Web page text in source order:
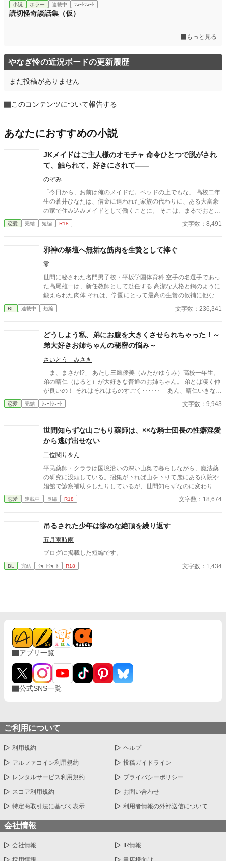
小説 ホラー 連載中 ｼｮｰﾄｼｮｰﾄ
読切怪奇談話集（仮）
もっと見る
やなぎ怜の近況ボードの更新履歴
まだ投稿がありません
このコンテンツについて報告する
あなたにおすすめの小説
JKメイドはご主人様のオモチャ 命令ひとつで脱がされ
て、触られて、好きにされて――
のぞみ
「今日から、お前は俺のメイドだ。ベッドの上でもな」 高校二年
生の蒼井ひなたは、借金に追われた家族の代わりに、ある大富豪
の家で住み込みメイドとして働くことに。 そこは、まるでおとぎ
話に出てきそうな大きな洋館。 でも、そこで待っていたのは、同
じ高校に通うちょっと有名な男の子――完璧だけど性格が超ドS
しかも、彼の命令はちょっと普通じゃない。 「掃除だけじゃダメ
だろ？ ご主人様の癒しも、メイドの大事な仕事だろ？」 手を握
られるたび、耳元で囁かれるたび、心臓がバクバクする。 なの
に、ひなたの体はどんどん反応してしまって…。 怒ったり照れた
りしながらも、次第に蓮に惹かれていくひなた。 だけど、彼には
まだ知られていない秘密があって―― 「…ほんとは、ずっと前か
交差する、ちょっぴり危険な主従ラブストーリー。
恋愛 完結 短編 R18 文字数：8,491
邪神の祭壇へ無垢な筋肉を生贄として捧ぐ
零
世間に秘された名門男子校・平坂学園体育科 空手の名選手であっ
た高尾雄一は、新任教師として赴任する 高潔な人格と鋼のように
鍛えられた肉体 それは、学園にとって最高の生贄の候補に他なら
なかった 至高の筋肉を持つ、精神を削られ意志をなくした青年を
太古の神に捧げるため、“水”、“風”、“土”の信奉者達が暗躍する 意
校で繰り広げられるダークファンタジー
BL 連載中 短編 文字数：236,341
どうしよう私、弟にお腹を大きくさせられちゃった！～
弟大好きお姉ちゃんの秘密の悩み～
さいとう みさき
「ま、まさか!?」 あたし三鷹優美（みたかゆうみ）高校一年生。
弟の晴仁（はると）が大好きな普通のお姉ちゃん。 弟とは凄く仲
が良いの！ それはそれはものすごく‥‥‥ 「あん、晴仁いきなり
そんなのお口に入らないよぉ～♡」 そんな関係のあたしたち。 で
もある日トイレであたしはアレが来そうなのになかなか来ないの
お腹が出て来てる!?」 お姉ちゃんの秘密の悩みです。
恋愛 完結 ｼｮｰﾄｼｮｰﾄ 文字数：9,943
世間知らずな山ごもり薬師は、××な騎士団長の性癖淫愛
から逃げ出せない
二位関りをん
平民薬師・クララは国境沿いの深い山奥で暮らしながら、魔法薬
の研究に没頭している。招集が下れば山を下りて麓にある病院や
娼館で診察補助をしたりしているが、世間知らずなのに変わりは
ない。 ある日、山の中で倒れている男性を発見。彼はなんと騎士
団長・レイルドで女嫌いの噂を持つ人物だった。 当然女嫌いの噂
が、レイルドには隠している秘密……性癖があった。 ――君の××
××、触らせてもらえないだろうか？
恋愛 連載中 長編 R18 文字数：18,674
吊るされた少年は惨めな絶頂を繰り返す
五月雨時雨
ブログに掲載した短編です。
BL 完結 ｼｮｰﾄｼｮｰﾄ R18 文字数：1,434
アプリ一覧
公式SNS一覧
ご利用について
利用規約 ヘルプ
アルファコイン利用規約 投稿ガイドライン
レンタルサービス利用規約 プライバシーポリシー
スコア利用規約 お問い合わせ
特定商取引法に基づく表示 利用者情報の外部送信について
会社情報
会社情報 IR情報